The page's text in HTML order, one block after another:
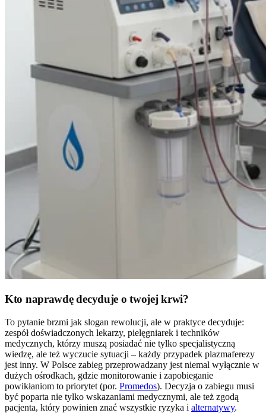
Kto naprawdę decyduje o twojej krwi?
To pytanie brzmi jak slogan rewolucji, ale w praktyce decyduje:
zespół doświadczonych lekarzy, pielęgniarek i techników
medycznych, którzy muszą posiadać nie tylko specjalistyczną
wiedzę, ale też wyczucie sytuacji – każdy przypadek plazmaferezy
jest inny. W Polsce zabieg przeprowadzany jest niemal wyłącznie w
dużych ośrodkach, gdzie monitorowanie i zapobieganie
powikłaniom to priorytet (por. Promedos). Decyzja o zabiegu musi
być poparta nie tylko wskazaniami medycznymi, ale też zgodą
pacjenta, który powinien znać wszystkie ryzyka i alternatywy.